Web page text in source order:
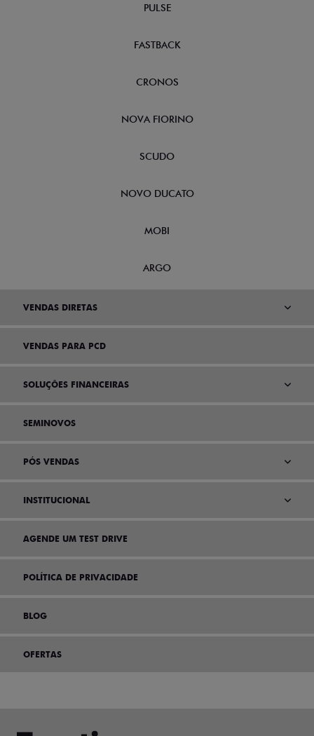
PULSE
FASTBACK
CRONOS
NOVA FIORINO
SCUDO
NOVO DUCATO
MOBI
ARGO
VENDAS DIRETAS
VENDAS PARA PCD
SOLUÇÕES FINANCEIRAS
SEMINOVOS
PÓS VENDAS
INSTITUCIONAL
AGENDE UM TEST DRIVE
POLÍTICA DE PRIVACIDADE
BLOG
OFERTAS